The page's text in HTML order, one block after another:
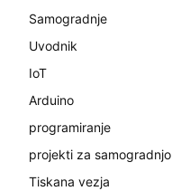
Samogradnje
Uvodnik
IoT
Arduino
programiranje
projekti za samogradnjo
Tiskana vezja